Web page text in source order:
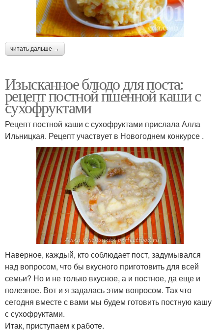
читать дальше →
Изысканное блюдо для поста:
рецепт постной пшенной каши с
сухофруктами
Рецепт постной каши с сухофруктами прислала Алла
Ильницкая. Рецепт участвует в Новогоднем конкурсе .
Наверное, каждый, кто соблюдает пост, задумывался
над вопросом, что бы вкусного приготовить для всей
семьи? Но и не только вкусное, а и постное, да еще и
полезное. Вот и я задалась этим вопросом. Так что
сегодня вместе с вами мы будем готовить постную кашу
с сухофруктами.
Итак, приступаем к работе.